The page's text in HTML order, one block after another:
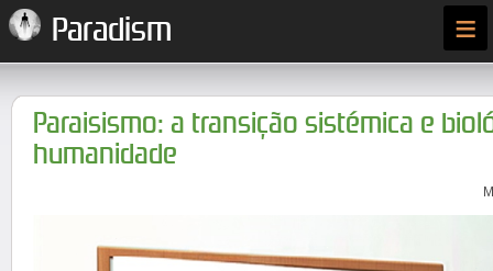
Paradism ≡
Paraisismo: a transição sistémica e
humanidade